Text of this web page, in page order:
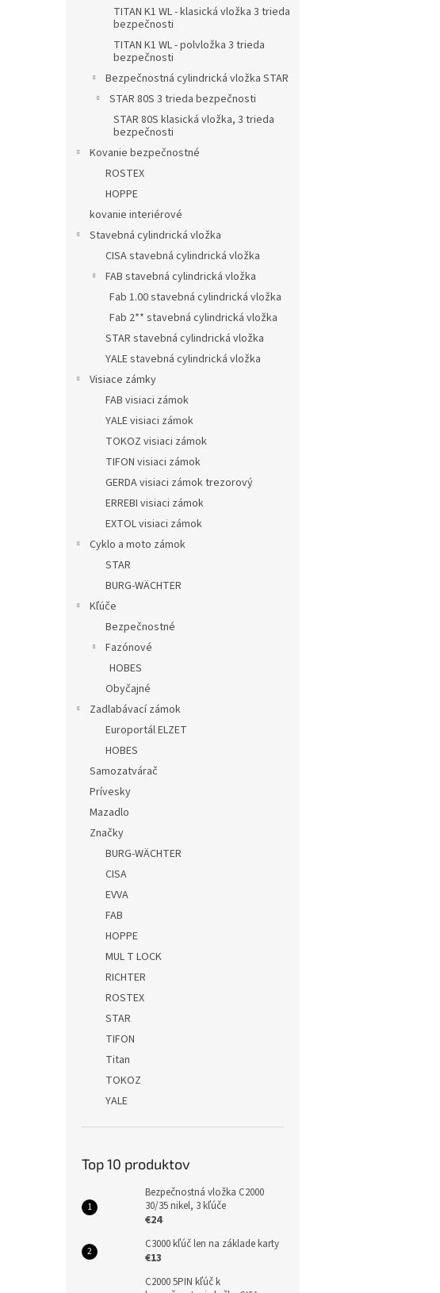
TITAN K1 WL - klasická vložka 3 trieda
bezpečnosti
TITAN K1 WL - polvložka 3 trieda
bezpečnosti
Bezpečnostná cylindrická vložka STAR
STAR 80S 3 trieda bezpečnosti
STAR 80S klasická vložka, 3 trieda
bezpečnosti
Kovanie bezpečnostné
ROSTEX
HOPPE
kovanie interiérové
Stavebná cylindrická vložka
CISA stavebná cylindrická vložka
FAB stavebná cylindrická vložka
Fab 1.00 stavebná cylindrická vložka
Fab 2** stavebná cylindrická vložka
STAR stavebná cylindrická vložka
YALE stavebná cylindrická vložka
Visiace zámky
FAB visiaci zámok
YALE visiaci zámok
TOKOZ visiaci zámok
TIFON visiaci zámok
GERDA visiaci zámok trezorový
ERREBI visiaci zámok
EXTOL visiaci zámok
Cyklo a moto zámok
STAR
BURG-WÄCHTER
Kľúče
Bezpečnostné
Fazónové
HOBES
Obyčajné
Zadlabávací zámok
Europortál ELZET
HOBES
Samozatvárač
Prívesky
Mazadlo
Značky
BURG-WÄCHTER
CISA
EVVA
FAB
HOPPE
MUL T LOCK
RICHTER
ROSTEX
STAR
TIFON
Titan
TOKOZ
YALE
Top 10 produktov
Bezpečnostná vložka C2000
30/35 nikel, 3 kľúče
€24
C3000 kľúč len na základe karty
€13
C2000 5PIN kľúč k